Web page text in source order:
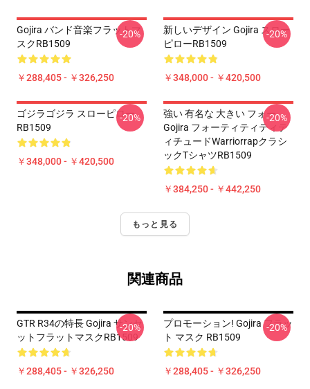
Gojira バンド音楽フラットマ
スクRB1509
￥288,405 - ￥326,250
-20%
新しいデザイン Gojira スロー
ピローRB1509
￥348,000 - ￥420,500
-20%
ゴジラゴジラ スローピロー
RB1509
￥348,000 - ￥420,500
-20%
強い 有名な 大きい フォー
Gojira フォーティティティテ
ィチュードWarriorrapクラシ
ックTシャツRB1509
￥384,250 - ￥442,250
-20%
もっと見る
関連商品
GTR R34の特長 Gojira サンセ
ットフラットマスクRB1509
￥288,405 - ￥326,250
-20%
プロモーション! Gojira フラッ
ト マスク RB1509
￥288,405 - ￥326,250
-20%